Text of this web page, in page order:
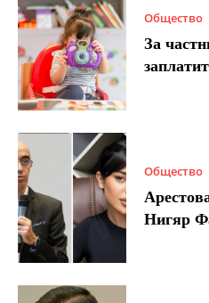
Общество
За
Общество
Нигяр